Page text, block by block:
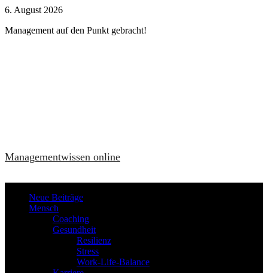
Zum
springen
6. August 2026
Management auf den Punkt gebracht!
Managementwissen online
Neue Beiträge
Mensch
Coaching
Gesundheit
Resilienz
Stress
Work-Life-Balance